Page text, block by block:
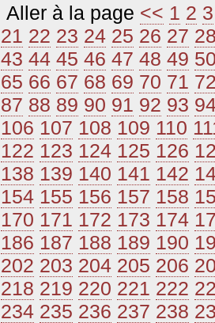
Aller à la page << 1 2 3
21 22 23 24 25 26 27
43 44 45 46 47 48 49
65 66 67 68 69 70 71
87 88 89 90 91 92 93
106 107 108 109 110
122 123 124 125 126
138 139 140 141 142
154 155 156 157 158
170 171 172 173 174
186 187 188 189 190
202 203 204 205 206
218 219 220 221 222
234 235 236 237 238